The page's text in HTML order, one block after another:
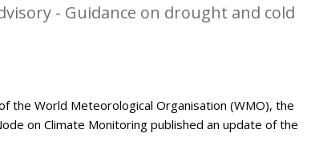
- Guidance on drought and cold
the World Meteorological Organisation (WMO), the
on Climate Monitoring published an update of the